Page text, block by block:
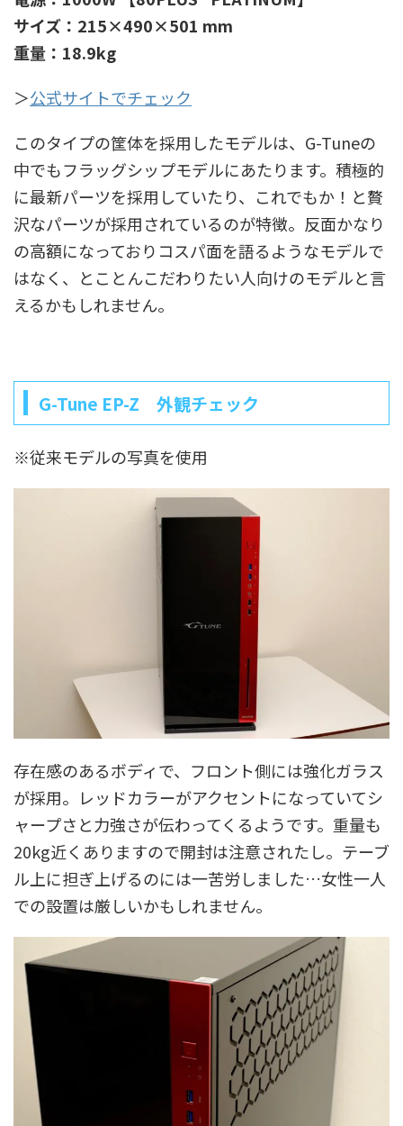
サイズ：215×490×501 mm
重量：18.9kg
＞公式サイトでチェック
このタイプの筐体を採用したモデルは、G-Tuneの
中でもフラッグシップモデルにあたります。積極的
に最新パーツを採用していたり、これでもか！と贅
沢なパーツが採用されているのが特徴。反面かなり
の高額になっておりコスパ面を語るようなモデルで
はなく、とことんこだわりたい人向けのモデルと言
えるかもしれません。
G-Tune EP-Z 外観チェック
※従来モデルの写真を使用
存在感のあるボディで、フロント側には強化ガラス
が採用。レッドカラーがアクセントになっていてシ
ャープさと力強さが伝わってくるようです。重量も
20kg近くありますので開封は注意されたし。テーブ
ル上に担ぎ上げるのには一苦労しました…女性一人
での設置は厳しいかもしれません。